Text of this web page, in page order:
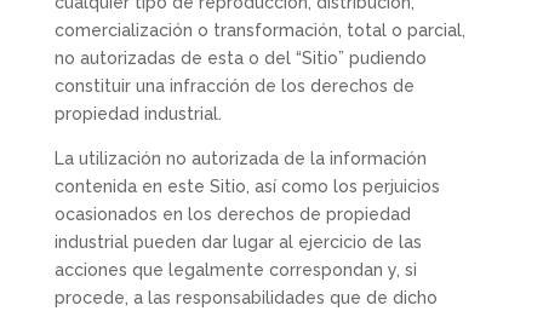
comercialización o transformación, total o parcial,
no autorizadas de esta o del “Sitio” pudiendo
constituir una infracción de los derechos de
propiedad industrial.
La utilización no autorizada de la información
contenida en este Sitio, así como los perjuicios
ocasionados en los derechos de propiedad
industrial pueden dar lugar al ejercicio de las
acciones que legalmente correspondan y, si
procede, a las responsabilidades que de dicho